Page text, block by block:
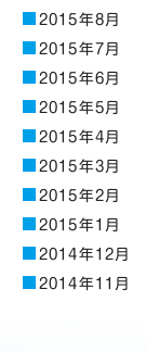
2015年8月
2015年7月
2015年6月
2015年5月
2015年4月
2015年3月
2015年2月
2015年1月
2014年12月
2014年11月